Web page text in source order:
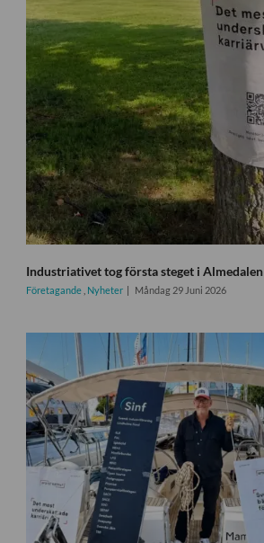
Industriativet tog första steget i Almedalen
Företagande Nyheter Måndag 29 Juni 2026